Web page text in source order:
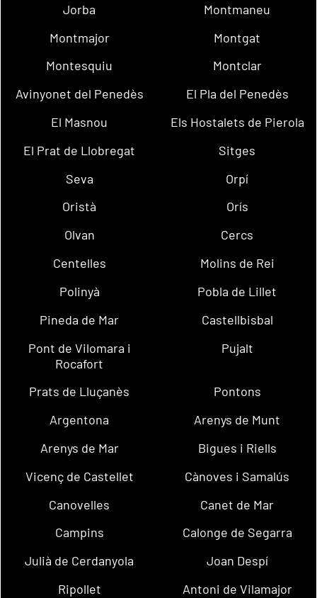
Jorba
Montmaneu
Montmajor
Montgat
Montesquiu
Montclar
Avinyonet del Penedès
El Pla del Penedès
El Masnou
Els Hostalets de Pierola
El Prat de Llobregat
Sitges
Seva
Orpí
Oristà
Orís
Olvan
Cercs
Centelles
Molins de Rei
Polinyà
Pobla de Lillet
Pineda de Mar
Castellbisbal
Pont de Vilomara i
Rocafort
Pujalt
Prats de Lluçanès
Pontons
Argentona
Arenys de Munt
Arenys de Mar
Bigues i Riells
Vicenç de Castellet
Cànoves i Samalús
Canovelles
Canet de Mar
Campins
Calonge de Segarra
Julià de Cerdanyola
Joan Despí
Ripollet
Antoni de Vilamajor